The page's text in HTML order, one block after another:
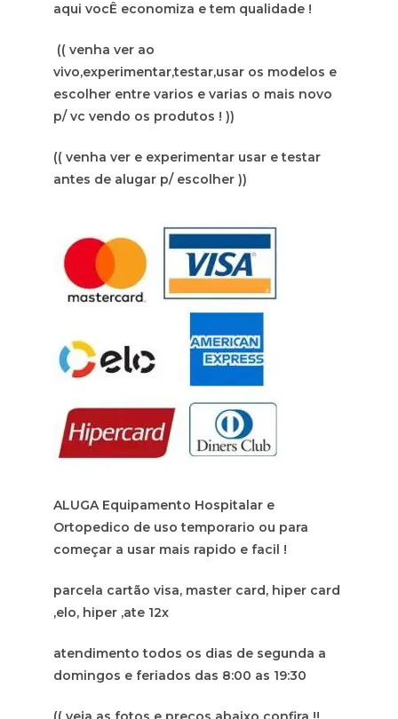
aqui vocÊ economiza e tem qualidade !
(( venha ver ao
vivo,experimentar,testar,usar os modelos e
escolher entre varios e varias o mais novo
p/ vc vendo os produtos ! ))
(( venha ver e experimentar usar e testar
antes de alugar p/ escolher ))
ALUGA Equipamento Hospitalar e
Ortopedico de uso temporario ou para
começar a usar mais rapido e facil !
parcela cartão visa, master card, hiper card
,elo, hiper ,ate 12x
atendimento todos os dias de segunda a
domingos e feriados das 8:00 as 19:30